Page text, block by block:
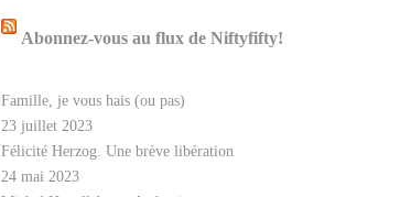
Abonnez-vous au flux de Niftyfifty!
Famille, je vous hais (ou pas)
23 juillet 2023
Félicité Herzog. Une brève libération
24 mai 2023